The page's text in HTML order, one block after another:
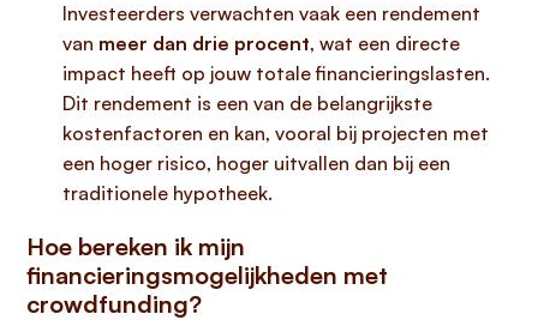
Investeerders verwachten vaak een rendement
van meer dan drie procent, wat een directe
impact heeft op jouw totale financieringslasten.
Dit rendement is een van de belangrijkste
kostenfactoren en kan, vooral bij projecten met
een hoger risico, hoger uitvallen dan bij een
traditionele hypotheek.
Hoe bereken ik mijn
financieringsmogelijkheden met
crowdfunding?